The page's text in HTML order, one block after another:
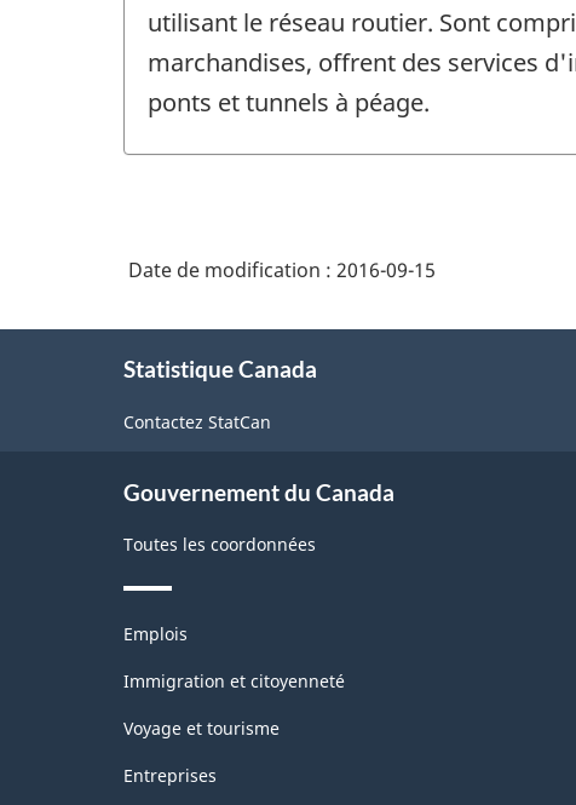
utilisant le réseau routier. Sont
marchandises, offrent des services
ponts et tunnels à péage.
Date de modification : 2016-09-15
Statistique Canada
Contactez StatCan
Gouvernement du Canada
Toutes les coordonnées
Thèmes
sujets
Emplois
Immigration et citoyenneté
Voyage et tourisme
Entreprises